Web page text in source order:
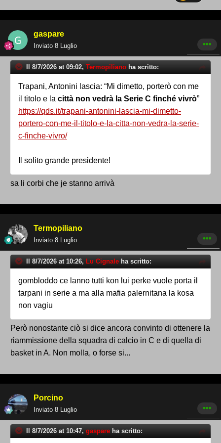
gaspare
Inviato 8 Luglio
Il 8/7/2026 at 09:02, Termopiliano ha scritto:
Trapani, Antonini lascia: “Mi dimetto, porterò con me
il titolo e la città non vedrà la Serie C finché vivrò”
https://qds.it/trapani-antonini-lascia-mi-dimetto-
portero-con-me-il-titolo-e-la-citta-non-vedra-la-serie-
c-finche-vivro/
Il solito grande presidente!
sa li corbi che je stanno arrivà
Termopiliano
Inviato 8 Luglio
Il 8/7/2026 at 10:26, Lu Cignale ha scritto:
gombloddo ce lanno tutti kon lui perke vuole porta il
tarpani in serie a ma alla mafia palernitana la kosa
non vagiu
Però nonostante ciò si dice ancora convinto di ottenere la
riammissione della squadra di calcio in C e di quella di
basket in A. Non molla, o forse si...
Porcino
Inviato 8 Luglio
Il 8/7/2026 at 10:47, gaspare ha scritto: